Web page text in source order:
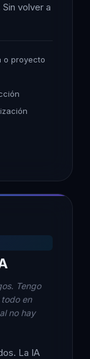
volver a
o proyecto
Tengo
en
no hay
La IA